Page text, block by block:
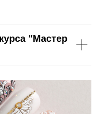
"Мастер